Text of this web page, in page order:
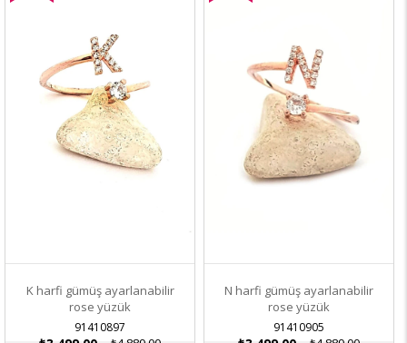
K harfi gümüş ayarlanabilir
rose yüzük
91410897
N harfi gümüş ayarlanabilir
rose yüzük
91410905